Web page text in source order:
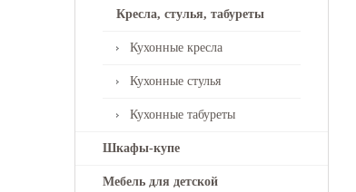
Кресла, стулья, табуреты
Кухонные кресла
Кухонные стулья
Кухонные табуреты
Шкафы-купе
Мебель для детской